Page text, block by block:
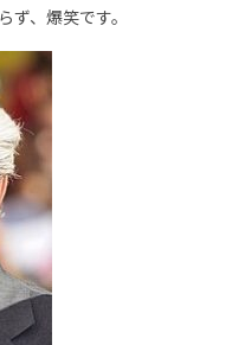
、爆笑です。